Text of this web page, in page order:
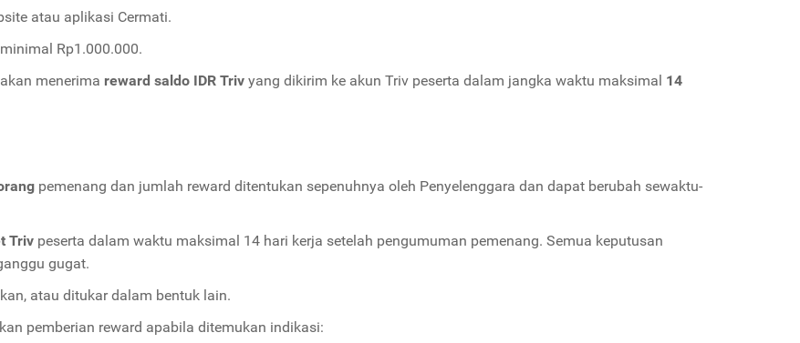
atau aplikasi Cermati.
Rp1.000.000.
menerima reward saldo IDR Triv yang dikirim ke akun Triv peserta dalam jangka waktu maksimal 14
pemenang dan jumlah reward ditentukan sepenuhnya oleh Penyelenggara dan dapat berubah sewaktu-
Triv peserta dalam waktu maksimal 14 hari kerja setelah pengumuman pemenang. Semua keputusan
gugat.
atau ditukar dalam bentuk lain.
pemberian reward apabila ditemukan indikasi: